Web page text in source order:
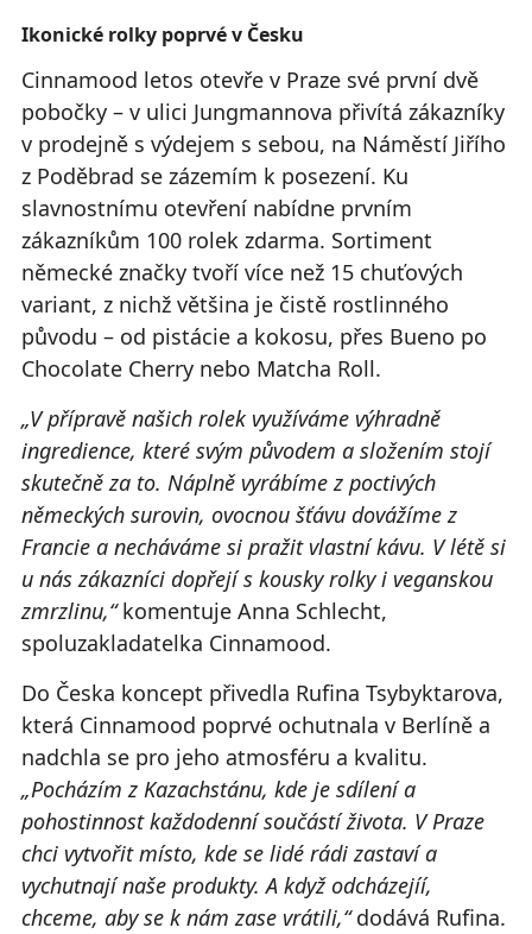
Ikonické rolky poprvé v Česku
Cinnamood letos otevře v Praze své první dvě
pobočky – v ulici Jungmannova přivítá zákazníky
v prodejně s výdejem s sebou, na Náměstí Jiřího
z Poděbrad se zázemím k posezení. Ku
slavnostnímu otevření nabídne prvním
zákazníkům 100 rolek zdarma. Sortiment
německé značky tvoří více než 15 chuťových
variant, z nichž většina je čistě rostlinného
původu – od pistácie a kokosu, přes Bueno po
Chocolate Cherry nebo Matcha Roll.
„V přípravě našich rolek využíváme výhradně
ingredience, které svým původem a složením stojí
skutečně za to. Náplně vyrábíme z poctivých
německých surovin, ovocnou šťávu dovážíme z
Francie a necháváme si pražit vlastní kávu. V létě si
u nás zákazníci dopřejí s kousky rolky i veganskou
zmrzlinu,“komentuje Anna Schlecht,
spoluzakladatelka Cinnamood.
Do Česka koncept přivedla Rufina Tsybyktarova,
která Cinnamood poprvé ochutnala v Berlíně a
nadchla se pro jeho atmosféru a kvalitu.
„Pocházím z Kazachstánu, kde je sdílení a
pohostinnost každodenní součástí života. V Praze
chci vytvořit místo, kde se lidé rádi zastaví a
vychutnají naše produkty. A když odcházejíí,
chceme, aby se k nám zase vrátili,“dodává Rufina.